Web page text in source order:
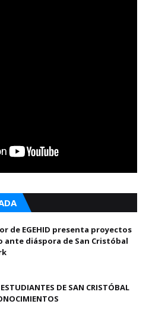
de EGEHID presenta proyectos
ante diáspora de San Cristóbal
DE SAN CRISTÓBAL